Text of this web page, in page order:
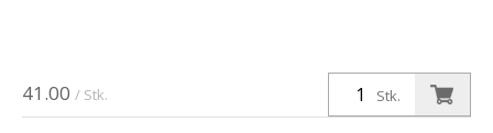
41.00 / Stk. Stk.